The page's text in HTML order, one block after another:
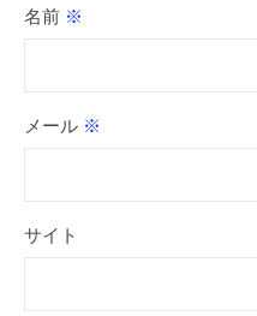
名前 ※
メール ※
サイト